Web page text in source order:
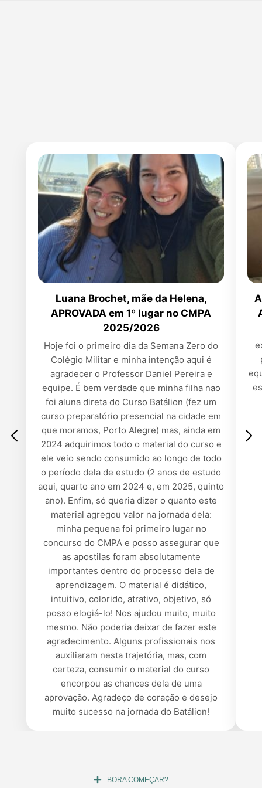
Luana Brochet, mãe da Helena,
APROVADA em 1º lugar no CMPA
2025/2026
Hoje foi o primeiro dia da Semana Zero do
Colégio Militar e minha intenção aqui é
agradecer o Professor Daniel Pereira e
equipe. É bem verdade que minha filha nao
foi aluna direta do Curso Batálion (fez um
curso preparatório presencial na cidade em
que moramos, Porto Alegre) mas, ainda em
2024 adquirimos todo o material do curso e
ele veio sendo consumido ao longo de todo
o período dela de estudo (2 anos de estudo
aqui, quarto ano em 2024 e, em 2025, quinto
ano). Enfim, só queria dizer o quanto este
material agregou valor na jornada dela:
minha pequena foi primeiro lugar no
concurso do CMPA e posso assegurar que
as apostilas foram absolutamente
importantes dentro do processo dela de
aprendizagem. O material é didático,
intuitivo, colorido, atrativo, objetivo, só
posso elogiá-lo! Nos ajudou muito, muito
mesmo. Não poderia deixar de fazer este
agradecimento. Alguns profissionais nos
auxiliaram nesta trajetória, mas, com
certeza, consumir o material do curso
encorpou as chances dela de uma
aprovação. Agradeço de coração e desejo
muito sucesso na jornada do Batálion!
BORA COMEÇAR?